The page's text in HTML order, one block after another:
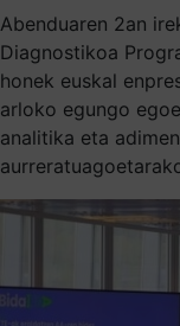
Abenduaren 2an
Diagnostikoa
honek euskal
arloko egungo
analitika eta